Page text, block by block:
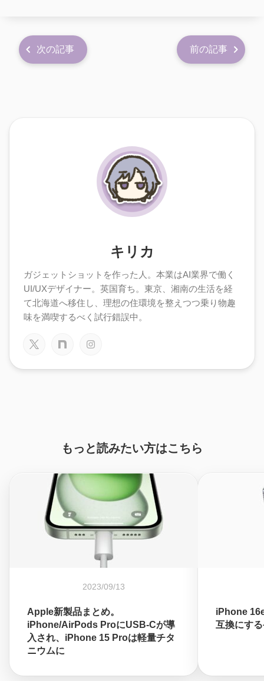
次の記事 前の記事
キリカ
ガジェットショットを作った人。本業はAI業界で働く
UI/UXデザイナー。英国育ち。東京、湘南の生活を経
て北海道へ移住し、理想の住環境を整えつつ乗り物趣
味を満喫するべく試行錯誤中。
もっと読みたい方はこちら
2023/09/13
Apple新製品まとめ。
iPhone/AirPods ProにUSB-Cが導
入され、iPhone 15 Proは軽量チタ
ニウムに
iPhone
互換にす